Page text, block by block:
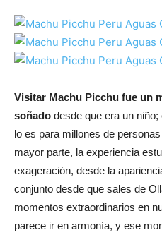
Visitar Machu Picchu fue un
soñado desde que era un
lo es para millones de
mayor parte, la experiencia
exageración, desde la
conjunto desde que sales de
momentos extraordinarios en
parece ir en armonía, y ese